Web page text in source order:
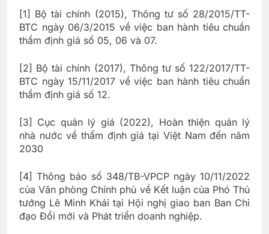
[1] Bộ tài chính (2015), Thông tư số 28/2015/TT-
BTC ngày 06/3/2015 về việc ban hành tiêu chuẩn
thẩm định giá số 05, 06 và 07.
[2] Bộ tài chính (2017), Thông tư số 122/2017/TT-
BTC ngày 15/11/2017 về việc ban hành tiêu chuẩn
thẩm định giá số 12.
[3] Cục quản lý giá (2022), Hoàn thiện quản lý
nhà nước về thẩm định giá tại Việt Nam đến năm
2030
[4] Thông báo số 348/TB-VPCP ngày 10/11/2022
của Văn phòng Chính phủ về Kết luận của Phó Thủ
tướng Lê Minh Khái tại Hội nghị giao ban Ban Chỉ
đạo Đổi mới và Phát triển doanh nghiệp.